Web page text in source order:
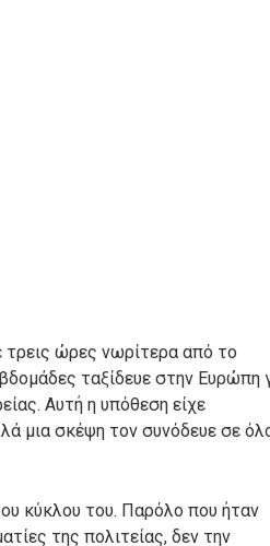
τρεις ώρες νωρίτερα από το
ταξίδευε στην Ευρώπη
Αυτή η υπόθεση είχε
μια σκέψη τον συνόδευε σε
κύκλου του. Παρόλο που ήταν
της πολιτείας, δεν την